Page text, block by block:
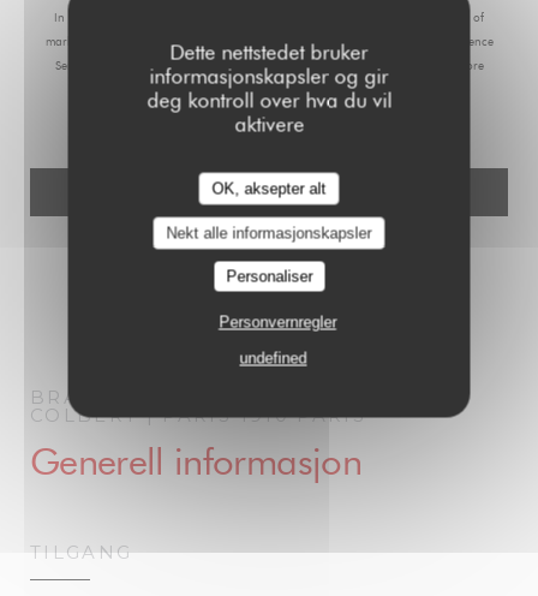
Dette nettstedet bruker
informasjonskapsler og gir
deg kontroll over hva du vil
aktivere
OK, aksepter alt
Nekt alle informasjonskapsler
Personaliser
Personvernregler
undefined
In accordance with data protection regulations, you have the right to opt out of
marketing communications. UK residents can register with the Telephone Preference
Service at
tpsonline.org.uk. US residents can register atdonotcall.gov
. For more
information about how we process your data, please see our
BRASSERIE PARISIENNE | LE GRAND
COLBERT | PARIS 1910PARIS
Generell informasjon
TILGANG